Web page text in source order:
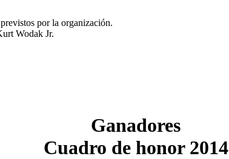
por la organización.
Wodak Jr.
Ganadores
Cuadro de honor 2014